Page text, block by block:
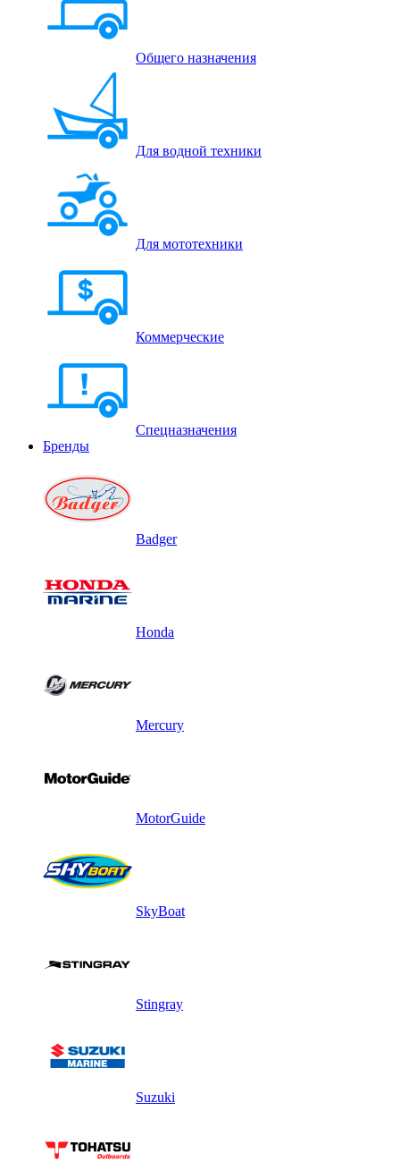
Общего назначения
Для водной техники
Для мототехники
Коммерческие
Спецназначения
Бренды
Badger
Honda
Mercury
MotorGuide
SkyBoat
Stingray
Suzuki